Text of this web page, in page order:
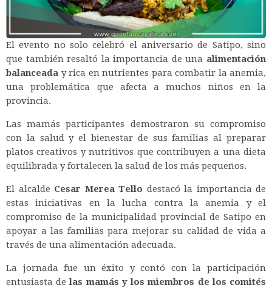
El evento no solo celebró el aniversario de Satipo, sino
que también resaltó la importancia de una alimentación
balanceada y rica en nutrientes para combatir la anemia,
una problemática que afecta a muchos niños en la
provincia.
Las mamás participantes demostraron su compromiso
con la salud y el bienestar de sus familias al preparar
platos creativos y nutritivos que contribuyen a una dieta
equilibrada y fortalecen la salud de los más pequeños.
El alcalde Cesar Merea Tello destacó la importancia de
estas iniciativas en la lucha contra la anemia y el
compromiso de la municipalidad provincial de Satipo en
apoyar a las familias para mejorar su calidad de vida a
través de una alimentación adecuada.
La jornada fue un éxito y contó con la participación
entusiasta delas mamás y los miembros de los comités